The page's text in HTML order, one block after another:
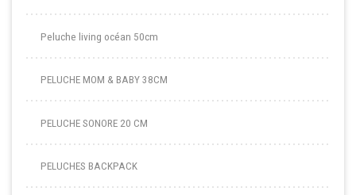
Peluche living océan 50cm
PELUCHE MOM & BABY 38CM
PELUCHE SONORE 20 CM
PELUCHES BACKPACK